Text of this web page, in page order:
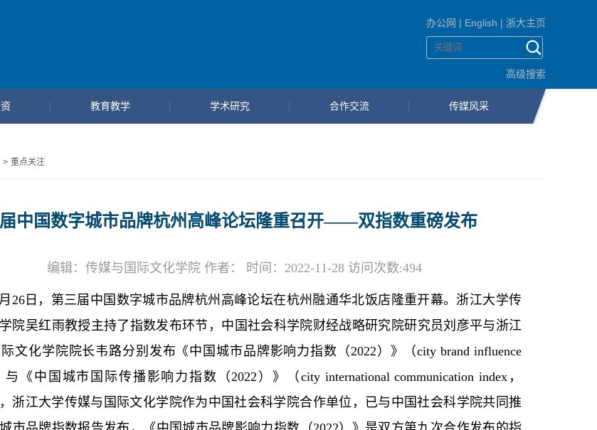
办公网 | English | 浙大主页
高级搜索
教育教学 学术研究 合作交流 传媒风采
> 重点关注
中国数字城市品牌杭州高峰论坛隆重召开——双指数重磅发布
编辑：传媒与国际文化学院 作者： 时间：2022-11-28 访问次数:494
26日，第三届中国数字城市品牌杭州高峰论坛在杭州融通华北饭店隆重开幕。浙江大学传
院吴红雨教授主持了指数发布环节，中国社会科学院财经战略研究院研究员刘彦平与浙江
文化学院院长韦路分别发布《中国城市品牌影响力指数（2022）》（city brand influence
《中国城市国际传播影响力指数（2022）》（city international communication index，
浙江大学传媒与国际文化学院作为中国社会科学院合作单位，已与中国社会科学院共同推